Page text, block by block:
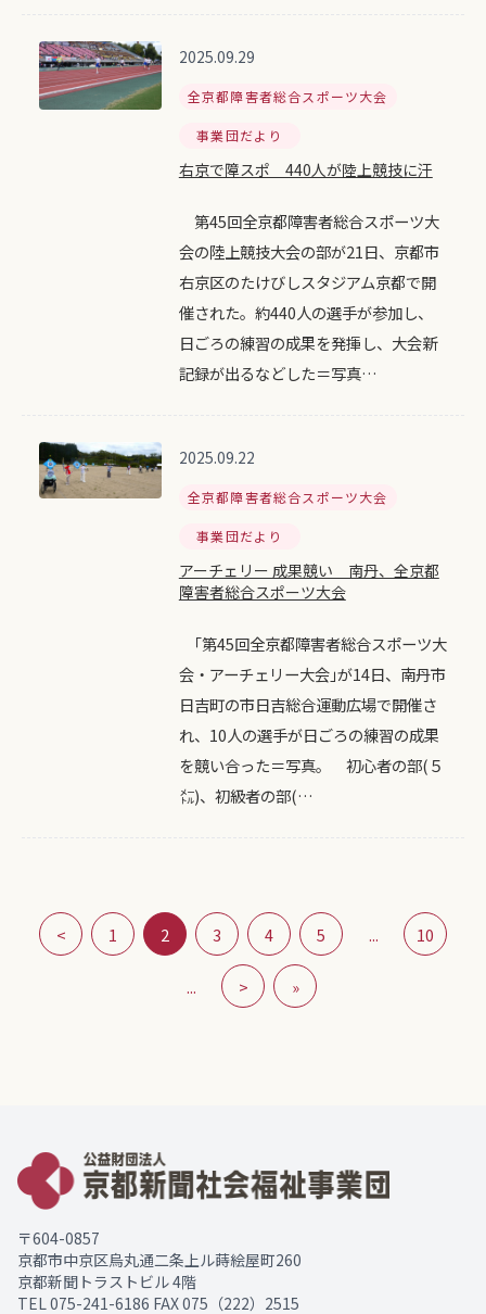
2025.09.29
全京都障害者総合スポーツ大会
事業団だより
右京で障スポ 440人が陸上競技に汗
第45回全京都障害者総合スポーツ大
会の陸上競技大会の部が21日、京都市
右京区のたけびしスタジアム京都で開
催された。約440人の選手が参加し、
日ごろの練習の成果を発揮し、大会新
記録が出るなどした＝写真…
2025.09.22
全京都障害者総合スポーツ大会
事業団だより
アーチェリー 成果競い 南丹、全京都
障害者総合スポーツ大会
｢第45回全京都障害者総合スポーツ大
会・アーチェリー大会｣が14日、南丹市
日吉町の市日吉総合運動広場で開催さ
れ、10人の選手が日ごろの練習の成果
を競い合った＝写真。 初心者の部(５
㍍)、初級者の部(…
< 1 2 3 4 5 ... 10
... > »
〒604-0857
京都市中京区烏丸通二条上ル蒔絵屋町260
京都新聞トラストビル 4階
TEL 075-241-6186 FAX 075（222）2515